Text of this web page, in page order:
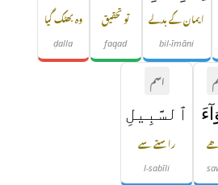
ایمان کے بدلے
bil-īmāni
تو تحقیق
faqad
وہ بھٹک گیا
ḍalla
اسم
ٱلسَّبِيلِ
راستے سے
l-sabīli